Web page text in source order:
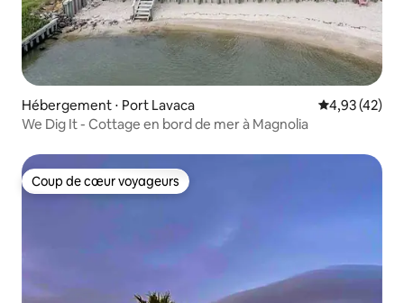
Hébergement ⋅ Port Lavaca Évaluation
4,93 (42)
We Dig It - Cottage en bord de mer à Magnolia
Coup de cœur voyageurs
Coup de cœur voyageurs